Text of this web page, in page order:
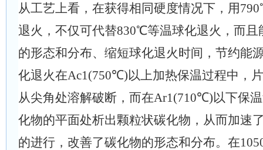
从工艺上看，在获得相同硬度情况下，用
退火，不仅可代替830℃等温球化退火，而且
的形态和分布、缩短球化退火时间，节约能
化退火在Ac1(750℃)以上加热保温过程中，
从尖角处溶解破断，而在Ar1(710℃)以下保
化物的平面处析出颗粒状碳化物，从而加速
的进行，改善了碳化物的形态和分布。在